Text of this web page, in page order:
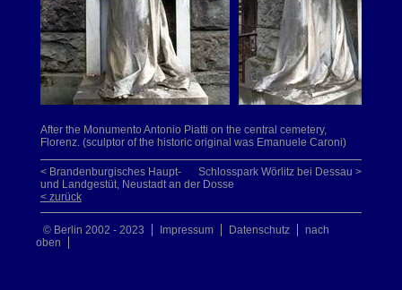
After the Monumento Antonio Piatti on the central cemetery,
Florenz. (sculptor of the historic original was Emanuele Caroni)
Schlosspark Wörlitz bei Dessau >
< Brandenburgisches Haupt-
und Landgestüt, Neustadt an der Dosse
< zurück
© Berlin 2002 - 2023 Impressum Datenschutz
nach
oben